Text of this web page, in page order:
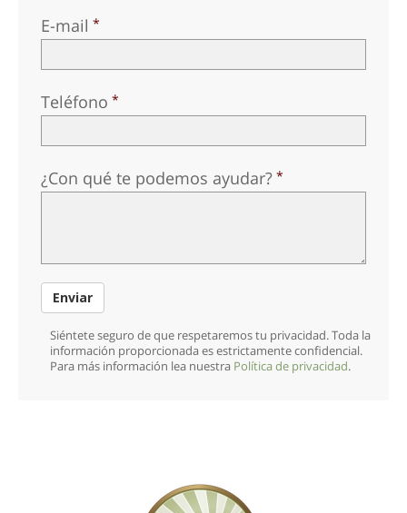
E-mail
Teléfono
¿Con qué te podemos ayudar?
Enviar
Siéntete seguro de que respetaremos tu privacidad. Toda la
información proporcionada es estrictamente confidencial.
Para más información lea nuestra Política de privacidad.